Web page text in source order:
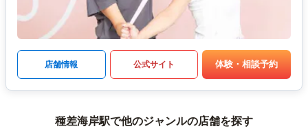
店舗情報 公式サイト 体験・相談予約
種差海岸駅で他のジャンルの店舗を探す